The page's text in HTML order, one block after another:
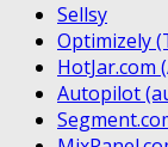
Sellsy
Optimizely
HotJar.com
Autopilot